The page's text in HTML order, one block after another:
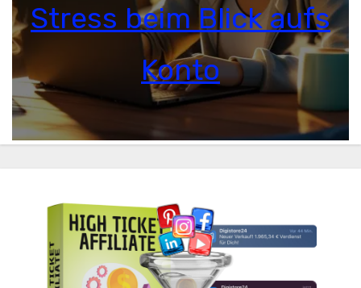
Stress beim Blick aufs
Konto